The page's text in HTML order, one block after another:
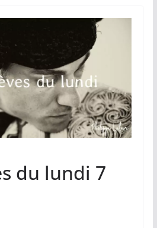
du lundi 7